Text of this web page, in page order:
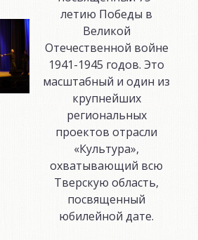
летию Победы в
Великой
Отечественной войне
1941-1945 годов. Это
масштабный и один из
крупнейших
региональных
проектов отрасли
«Культура»,
охватывающий всю
Тверскую область,
посвященный
юбилейной дате.